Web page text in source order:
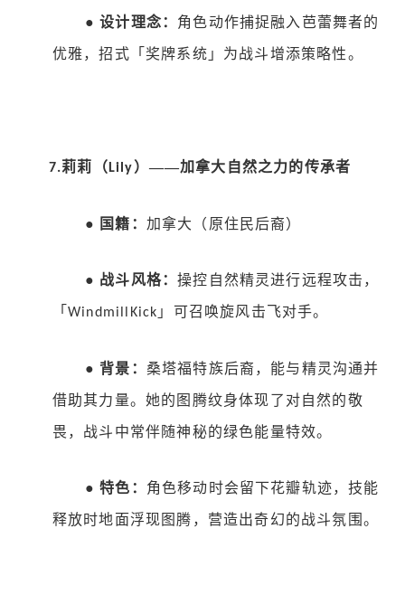
● 设计理念： 角色动作捕捉融入芭蕾舞者的
优雅，招式「奖牌系统」为战斗增添策略性。
7.莉莉（Lily）——加拿大自然之力的传承者
● 国籍： 加拿大（原住民后裔）
● 战斗风格：操控自然精灵进行远程攻击，
「WindmillKick 」可召唤旋风击飞对手。
● 背景： 桑塔福特族后裔，能与精灵沟通并
借助其力量。她的图腾纹身体现了对自然的敬
畏，战斗中常伴随神秘的绿色能量特效。
● 特色： 角色移动时会留下花瓣轨迹，技能
释放时地面浮现图腾，营造出奇幻的战斗氛围。